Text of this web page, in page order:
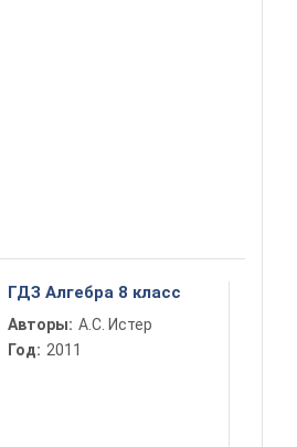
ГДЗ Алгебра 8 класс
Авторы: А.С. Истер
Год: 2011